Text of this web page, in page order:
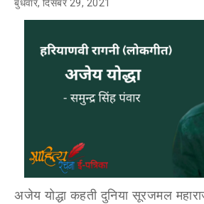
बुधवार, दिसंबर 29, 2021
अजेय योद्धा कहती दुनिया सूरजमल